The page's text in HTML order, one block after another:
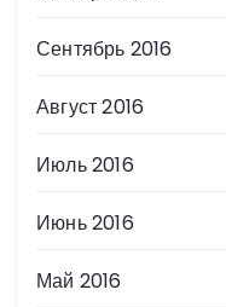
Сентябрь 2016
Август 2016
Июль 2016
Июнь 2016
Май 2016